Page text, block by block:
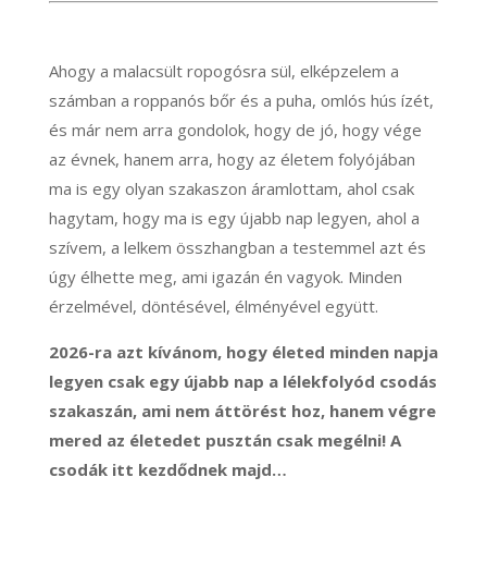
Ahogy a malacsült ropogósra sül, elképzelem a
számban a roppanós bőr és a puha, omlós hús ízét,
és már nem arra gondolok, hogy de jó, hogy vége
az évnek, hanem arra, hogy az életem folyójában
ma is egy olyan szakaszon áramlottam, ahol csak
hagytam, hogy ma is egy újabb nap legyen, ahol a
szívem, a lelkem összhangban a testemmel azt és
úgy élhette meg, ami igazán én vagyok. Minden
érzelmével, döntésével, élményével együtt.
2026-ra azt kívánom, hogy életed minden napja
legyen csak egy újabb nap a lélekfolyód csodás
szakaszán, ami nem áttörést hoz, hanem végre
mered az életedet pusztán csak megélni! A
csodák itt kezdődnek majd…